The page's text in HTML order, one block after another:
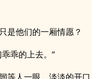
是他们的一厢情愿？
乖的上去。”